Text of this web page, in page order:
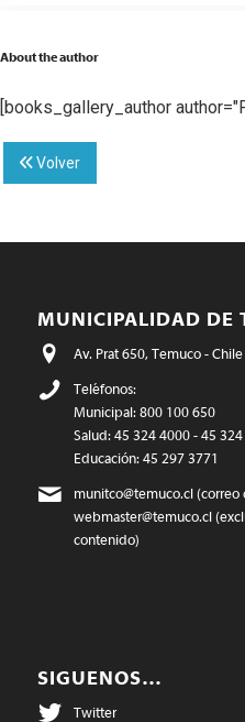
About the author
[books_gallery_author
Volver
MUNICIPALIDAD DE
Av. Prat 650, Temuco - Chile
Teléfonos:
Municipal: 800 100 650
Salud: 45 324 4000 - 45
Educación: 45 297 3771
munitco@temuco.cl(correo
webmaster@temuco.cl
contenido)
SIGUENOS…
Twitter